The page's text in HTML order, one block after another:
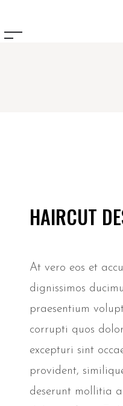
HAIRCUT
At vero eos et
dignissimos
praesentium
corrupti quos
excepturi sint
provident,
deserunt mollitia